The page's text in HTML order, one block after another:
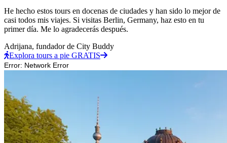
He hecho estos tours en docenas de ciudades y han sido lo mejor de
casi todos mis viajes. Si visitas Berlin, Germany, haz esto en tu
primer día. Me lo agradecerás después.
Adrijana, fundador de City Buddy
Explora tours a pie GRATIS